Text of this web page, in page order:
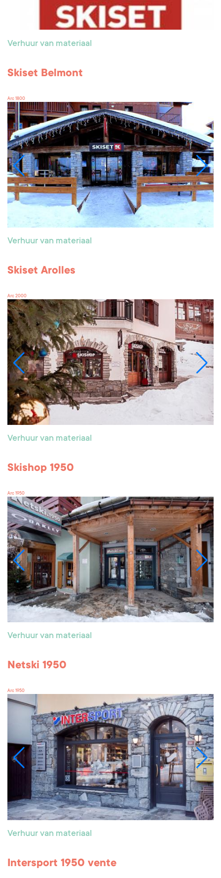
Verhuur van materiaal
Skiset Belmont
Arc 1800
Verhuur van materiaal
Skiset Arolles
Arc 2000
Verhuur van materiaal
Skishop 1950
Arc 1950
Verhuur van materiaal
Netski 1950
Arc 1950
Verhuur van materiaal
Intersport 1950 vente